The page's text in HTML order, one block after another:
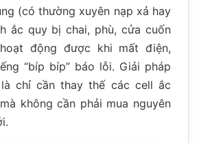
(có thường xuyên nạp xả hay
ắc quy bị chai, phù, cửa cuốn
động được khi mất điện,
“bíp bíp” báo lỗi. Giải pháp
chỉ cần thay thế các cell ắc
không cần phải mua nguyên